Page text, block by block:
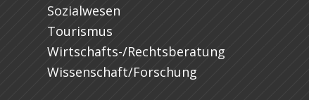
Sozialwesen
Tourismus
Wirtschafts-/Rechtsberatung
Wissenschaft/Forschung